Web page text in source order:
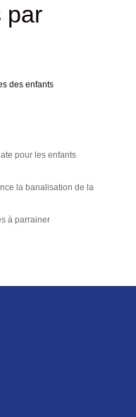
par
des enfants
pour les enfants
la banalisation de la
à parrainer